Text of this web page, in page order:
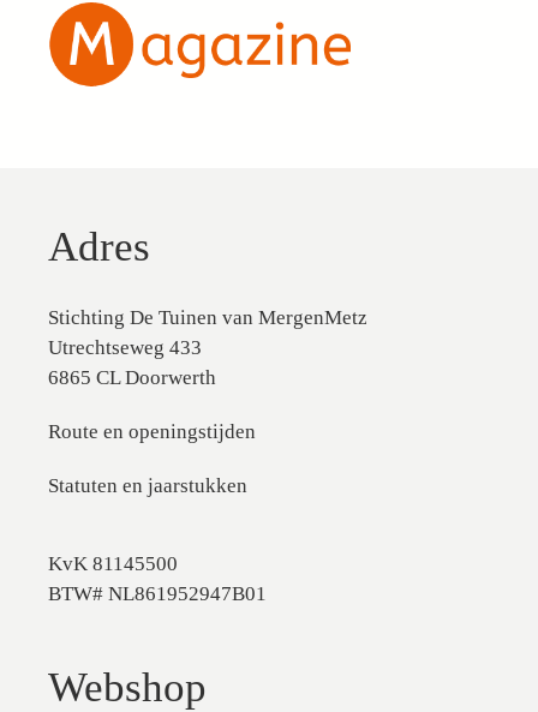
Adres
Stichting De Tuinen van MergenMetz
Utrechtseweg 433
6865 CL Doorwerth
Route en openingstijden
Statuten en jaarstukken
KvK 81145500
BTW# NL861952947B01
Webshop